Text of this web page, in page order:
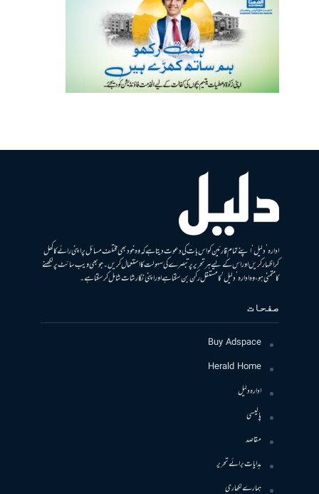
ادارہ ’دلیل‘ اپنے تمام قارئین کو اس بات کی دعوت دیتا ہے کہ وہ خود بھی مختلف مسائل پر اپنی رائے کا کھل
کر اظہار کریں اور اس کے لیے ہر تحریر پر تبصرے کی سہولت کا استعمال کریں۔ جو بھی ویب سائٹ پر لکھنے
کا متمنی ہو، وہ ادارہ ’دلیل‘ کا مستقل رکن بن سکتا ہے اور اپنی نگارشات شامل کرسکتا ہے۔
صفحات
Buy Adspace
Herald Home
ادارہ دلیل
پالیسی
مقاصد
ہدایات برائے تحریر
ہمارے لکھاری